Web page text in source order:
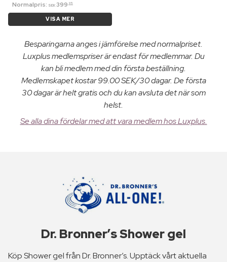
Normalpris: SEK 399 95
VISA MER
Besparingarna anges i jämförelse med normalpriset.
Luxplus medlemspriser är endast för medlemmar. Du
kan bli medlem med din första beställning.
Medlemskapet kostar 99.00 SEK/30 dagar. De första
30 dagar är helt gratis och du kan avsluta det när som
helst.
Se alla dina fördelar med att vara medlem hos Luxplus.
Dr. Bronner’s Shower gel
Köp Shower gel från Dr. Bronner’s. Upptäck vårt aktuella